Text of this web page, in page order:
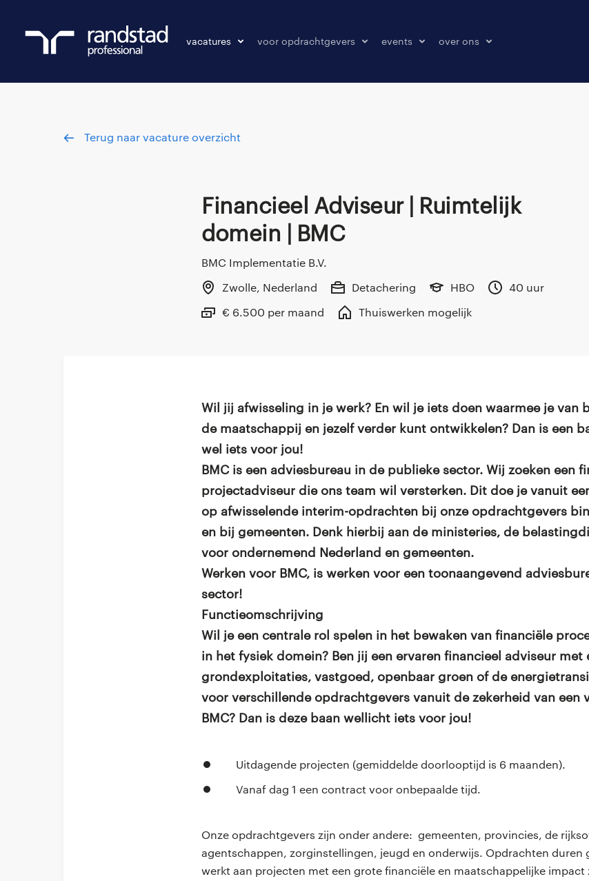
vacatures voor opdrachtgevers events over ons
Terug naar vacature overzicht
Financieel Adviseur | Ruimtelijk
domein | BMC
BMC Implementatie B.V.
Zwolle, Nederland
Detachering HBO
40 uur
€ 6.500 per maand
Thuiswerken mogelijk
Wil jij afwisseling in je werk? En wil je iets doen waarmee je van
de maatschappij en jezelf verder kunt ontwikkelen? Dan is een
wel iets voor jou!
BMC is een adviesbureau in de publieke sector. Wij zoeken een
projectadviseur die ons team wil versterken. Dit doe je vanuit
op afwisselende interim-opdrachten bij onze opdrachtgevers
en bij gemeenten. Denk hierbij aan de ministeries, de
voor ondernemend Nederland en gemeenten.
Werken voor BMC, is werken voor een toonaangevend
sector!
Functieomschrijving
Wil je een centrale rol spelen in het bewaken van financiële
in het fysiek domein? Ben jij een ervaren financieel adviseur met
grondexploitaties, vastgoed, openbaar groen of de
voor verschillende opdrachtgevers vanuit de zekerheid van een
BMC? Dan is deze baan wellicht iets voor jou!
Uitdagende projecten (gemiddelde doorlooptijd is 6 maanden).
Vanaf dag 1 een contract voor onbepaalde tijd.
Onze opdrachtgevers zijn onder andere: gemeenten, provincies, de
agentschappen, zorginstellingen, jeugd en onderwijs. Opdrachten duren
werkt aan projecten met een grote financiële en maatschappelijke impact